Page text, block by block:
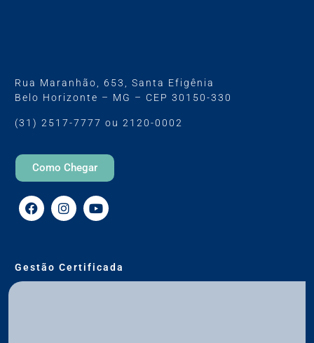
Rua Maranhão, 653, Santa Efigênia
Belo Horizonte – MG – CEP 30150-330
(31) 2517-7777 ou 2120-0002
Como Chegar
Gestão Certificada